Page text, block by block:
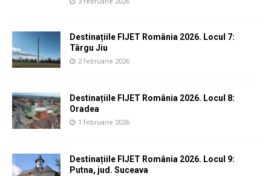
Destinațiile FIJET România 2026. Locul 7:
Târgu Jiu
2 februarie 2026
Destinațiile FIJET România 2026. Locul 8:
Oradea
1 februarie 2026
Destinațiile FIJET România 2026. Locul 9:
Putna, jud. Suceava